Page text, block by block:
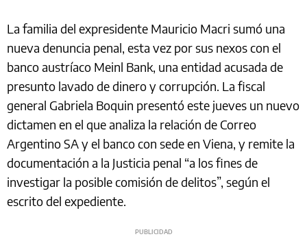
La familia del expresidente Mauricio Macri sumó una
nueva denuncia penal, esta vez por sus nexos con el
banco austríaco Meinl Bank, una entidad acusada de
presunto lavado de dinero y corrupción. La fiscal
general Gabriela Boquin presentó este jueves un nuevo
dictamen en el que analiza la relación de Correo
Argentino SA y el banco con sede en Viena, y remite la
documentación a la Justicia penal “a los fines de
investigar la posible comisión de delitos”, según el
escrito del expediente.